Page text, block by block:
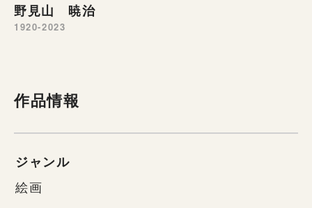
野見山 暁治
1920-2023
作品情報
ジャンル
絵画